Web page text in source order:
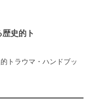
史的ト
トラウマ・ハンドブッ